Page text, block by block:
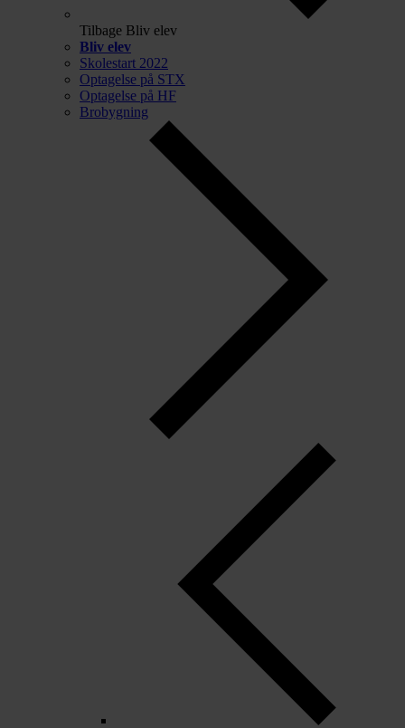
Tilbage Bliv elev
Bliv elev
Skolestart 2022
Optagelse på STX
Optagelse på HF
Brobygning